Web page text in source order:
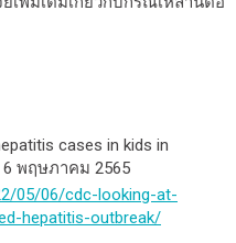
cases in kids in
6 พฤษภาคม 2565
05/06/cdc-looking-at-
hepatitis-outbreak/